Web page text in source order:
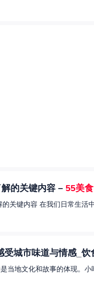
的关键内容 – 55美
关键内容 在我们日常生活
城市味道与情感_饮
当地文化和故事的体现。